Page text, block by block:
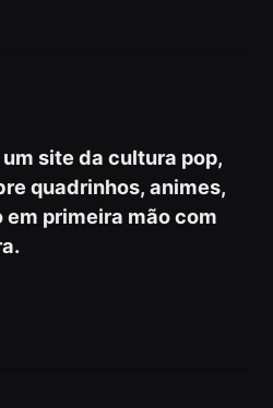
site da cultura pop,
quadrinhos, animes,
em primeira mão com